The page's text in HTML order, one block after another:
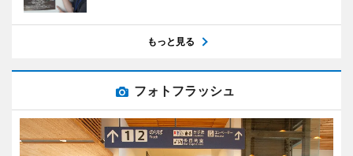
もっと見る
フォトフラッシュ